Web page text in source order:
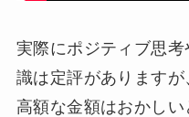
実際にポジティブ思
識は定評があります
高額な金額はおかし